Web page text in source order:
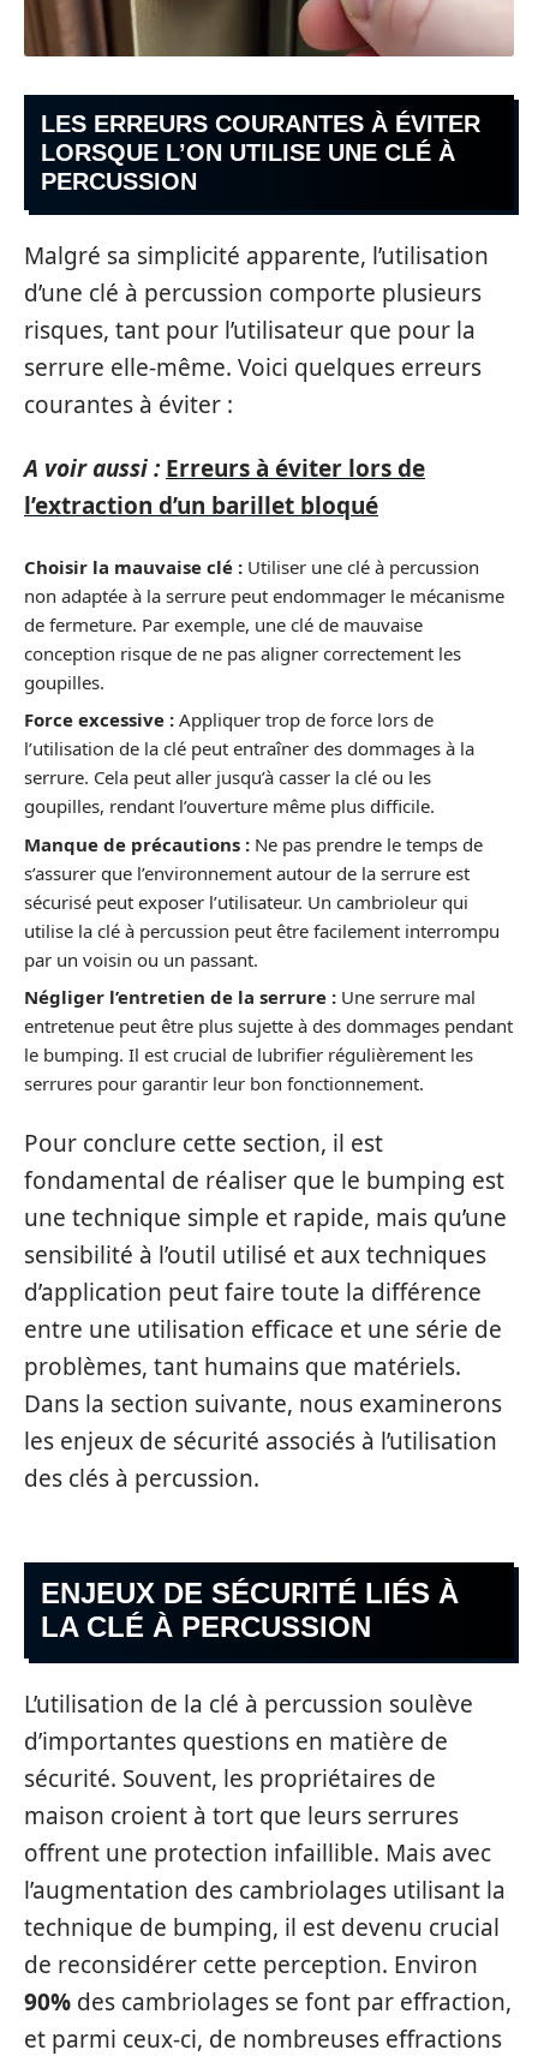
LES ERREURS COURANTES À ÉVITER
LORSQUE L’ON UTILISE UNE CLÉ À
PERCUSSION
Malgré sa simplicité apparente, l’utilisation
d’une clé à percussion comporte plusieurs
risques, tant pour l’utilisateur que pour la
serrure elle-même. Voici quelques erreurs
courantes à éviter :
A voir aussi : Erreurs à éviter lors de
l’extraction d’un barillet bloqué
Choisir la mauvaise clé : Utiliser une clé à percussion
non adaptée à la serrure peut endommager le mécanisme
de fermeture. Par exemple, une clé de mauvaise
conception risque de ne pas aligner correctement les
goupilles.
Force excessive : Appliquer trop de force lors de
l’utilisation de la clé peut entraîner des dommages à la
serrure. Cela peut aller jusqu’à casser la clé ou les
goupilles, rendant l’ouverture même plus difficile.
Manque de précautions : Ne pas prendre le temps de
s’assurer que l’environnement autour de la serrure est
sécurisé peut exposer l’utilisateur. Un cambrioleur qui
utilise la clé à percussion peut être facilement interrompu
par un voisin ou un passant.
Négliger l’entretien de la serrure : Une serrure mal
entretenue peut être plus sujette à des dommages pendant
le bumping. Il est crucial de lubrifier régulièrement les
serrures pour garantir leur bon fonctionnement.
Pour conclure cette section, il est
fondamental de réaliser que le bumping est
une technique simple et rapide, mais qu’une
sensibilité à l’outil utilisé et aux techniques
d’application peut faire toute la différence
entre une utilisation efficace et une série de
problèmes, tant humains que matériels.
Dans la section suivante, nous examinerons
les enjeux de sécurité associés à l’utilisation
des clés à percussion.
ENJEUX DE SÉCURITÉ LIÉS À
LA CLÉ À PERCUSSION
L’utilisation de la clé à percussion soulève
d’importantes questions en matière de
sécurité. Souvent, les propriétaires de
maison croient à tort que leurs serrures
offrent une protection infaillible. Mais avec
l’augmentation des cambriolages utilisant la
technique de bumping, il est devenu crucial
de reconsidérer cette perception. Environ
90% des cambriolages se font par effraction,
et parmi ceux-ci, de nombreuses effractions